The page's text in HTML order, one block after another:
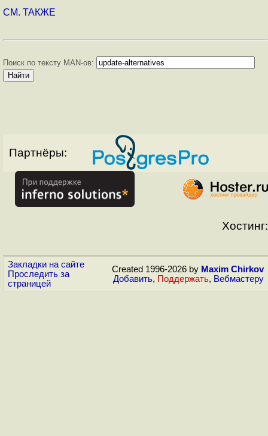
СМ. ТАКЖЕ
Поиск по тексту MAN-ов:
Партнёры:
Хостинг:
Закладки на сайте
Проследить за
страницей
Created 1996-2026 by Maxim Chirkov
Добавить, Поддержать, Вебмастеру